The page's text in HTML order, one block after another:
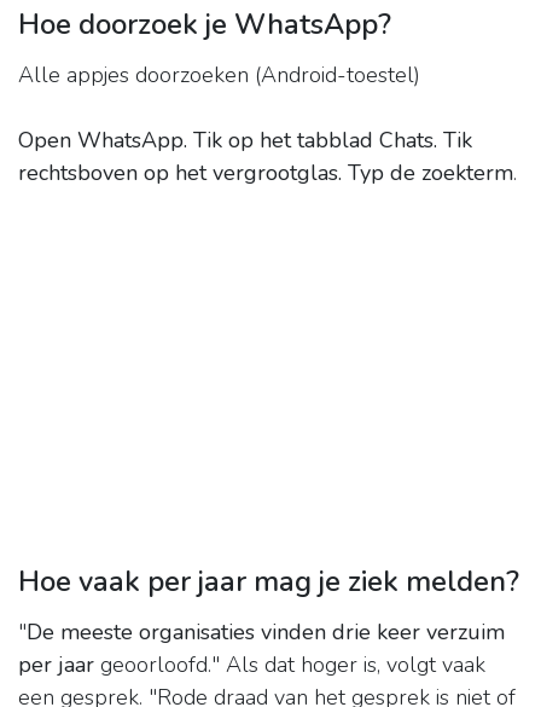
Hoe doorzoek je WhatsApp?
Alle appjes doorzoeken (Android-toestel)
Open WhatsApp. Tik op het tabblad Chats. Tik
rechtsboven op het vergrootglas. Typ de zoekterm.
Hoe vaak per jaar mag je ziek melden?
"De meeste organisaties vinden drie keer verzuim
per jaar geoorloofd." Als dat hoger is, volgt vaak
een gesprek. "Rode draad van het gesprek is niet of